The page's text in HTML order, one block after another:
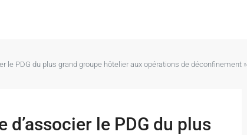
le PDG du plus grand groupe hôtelier aux opérations de déconfinement »
d’associer le PDG du plus